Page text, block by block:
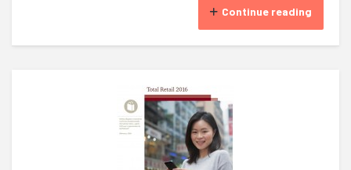
Continue reading